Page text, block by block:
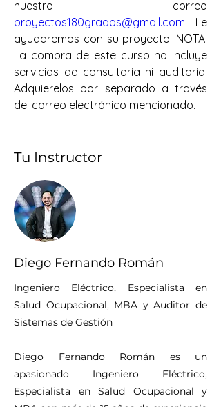
proyectos180grados@gmail.com. Le
ayudaremos con su proyecto. NOTA:
La compra de este curso no incluye
servicios de consultoría ni auditoría.
Adquierelos por separado a través
del correo electrónico mencionado.
Tu Instructor
Diego Fernando Román
Ingeniero Eléctrico, Especialista en
Salud Ocupacional, MBA y Auditor de
Sistemas de Gestión
Diego Fernando Román es un
apasionado Ingeniero Eléctrico,
Especialista en Salud Ocupacional y